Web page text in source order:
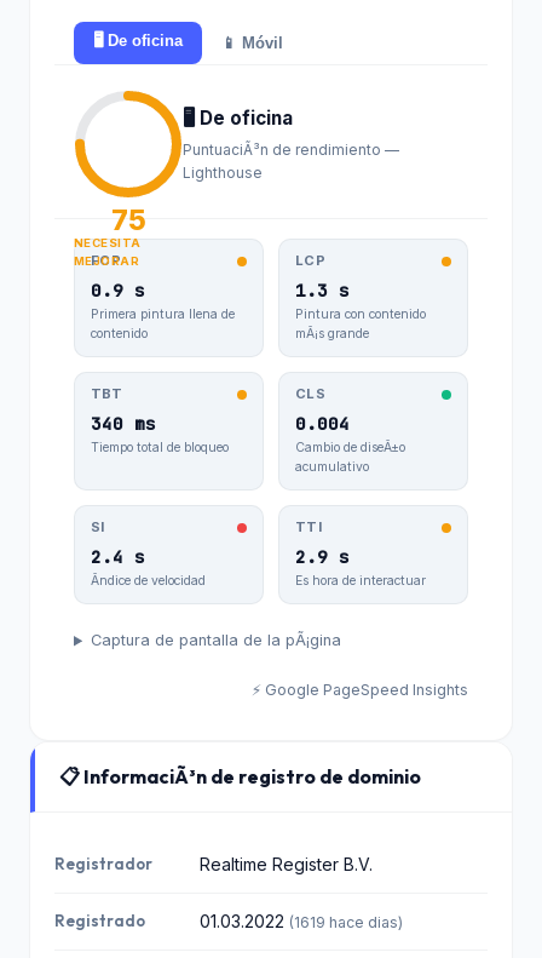
🖥️ De oficina 📱 Móvil
75
NECESITA
MEJORAR
🖥️ De oficina
PuntuaciÃ³n de rendimiento —
Lighthouse
FCP
0.9 s
Primera pintura llena de
contenido
LCP
1.3 s
Pintura con contenido
mÃ¡s grande
TBT
340 ms
Tiempo total de bloqueo
CLS
0.004
Cambio de diseÃ±o
acumulativo
SI
2.4 s
Ãndice de velocidad
TTI
2.9 s
Es hora de interactuar
Captura de pantalla de la pÃ¡gina
⚡ Google PageSpeed Insights
📋 InformaciÃ³n de registro de dominio
Registrador Realtime Register B.V.
Registrado 01.03.2022 (1619 hace dias)